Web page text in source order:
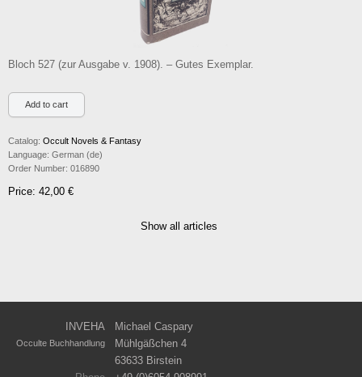
Bloch 527 (zur Ausgabe v. 1908). – Gutes Exemplar.
Catalog: Occult Novels & Fantasy
Language: German (de)
Order Number: 016890
Price: 42,00 €
Show all articles
INVEHA Michael Caspary
Occulte Buchhandlung
Mühlgäßchen 4
63633 Birstein